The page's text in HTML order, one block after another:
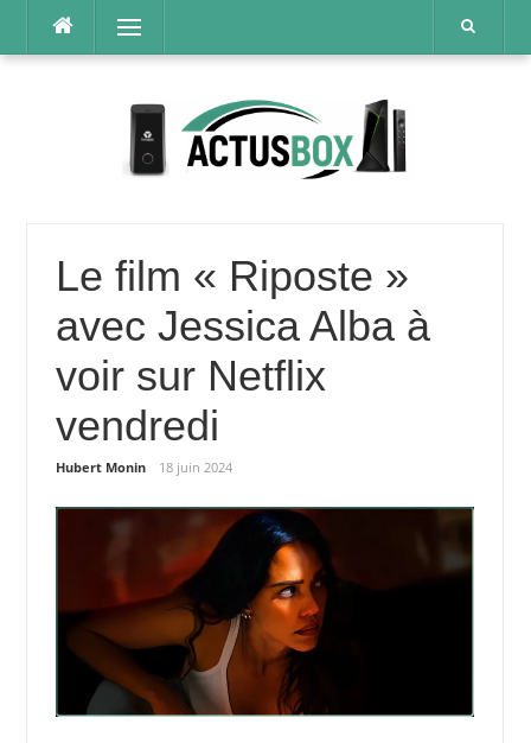
contenu
Menu
Le film « Riposte »
avec Jessica Alba à
voir sur Netflix
vendredi
Hubert Monin 18 juin 2024